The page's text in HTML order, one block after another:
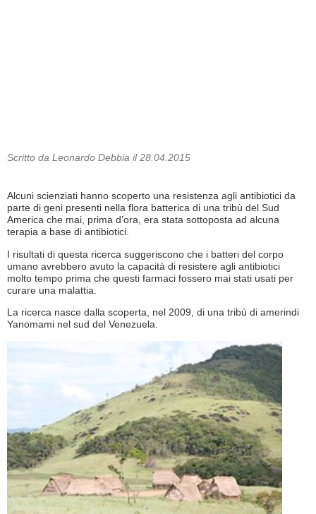
Scritto da Leonardo Debbia il 28.04.2015
Alcuni scienziati hanno scoperto una resistenza agli antibiotici da
parte di geni presenti nella flora batterica di una tribù del Sud
America che mai, prima d’ora, era stata sottoposta ad alcuna
terapia a base di antibiotici.
I risultati di questa ricerca suggeriscono che i batteri del corpo
umano avrebbero avuto la capacità di resistere agli antibiotici
molto tempo prima che questi farmaci fossero mai stati usati per
curare una malattia.
La ricerca nasce dalla scoperta, nel 2009, di una tribù di amerindi
Yanomami nel sud del Venezuela.